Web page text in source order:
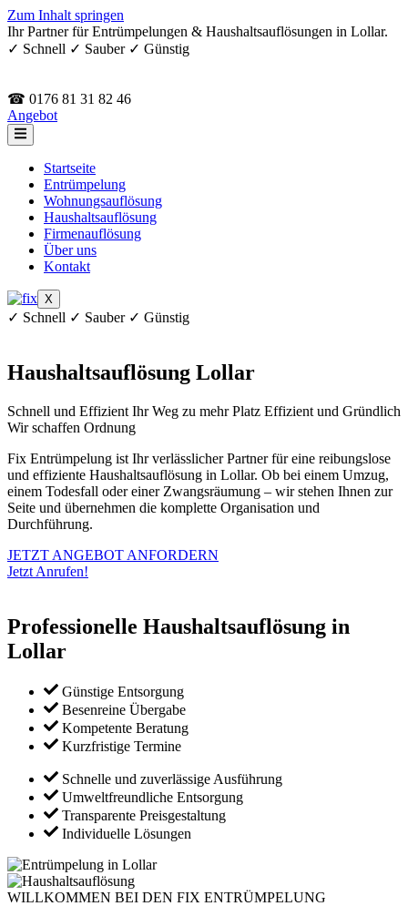
Zum Inhalt springen
Ihr Partner für Entrümpelungen & Haushaltsauflösungen in Lollar.
✓ Schnell ✓ Sauber ✓ Günstig
☎ 0176 81 31 82 46
Angebot
Startseite
Entrümpelung
Wohnungsauflösung
Haushaltsauflösung
Firmenauflösung
Über uns
Kontakt
X
✓ Schnell ✓ Sauber ✓ Günstig
Haushaltsauflösung Lollar
Schnell und Effizient Ihr Weg zu mehr Platz Effizient und Gründlich
Wir schaffen Ordnung
Fix Entrümpelung ist Ihr verlässlicher Partner für eine reibungslose
und effiziente Haushaltsauflösung in Lollar. Ob bei einem Umzug,
einem Todesfall oder einer Zwangsräumung – wir stehen Ihnen zur
Seite und übernehmen die komplette Organisation und
Durchführung.
JETZT ANGEBOT ANFORDERN
Jetzt Anrufen!
Professionelle Haushaltsauflösung in
Lollar
Günstige Entsorgung
Besenreine Übergabe
Kompetente Beratung
Kurzfristige Termine
Schnelle und zuverlässige Ausführung
Umweltfreundliche Entsorgung
Transparente Preisgestaltung
Individuelle Lösungen
WILLKOMMEN BEI DEN FIX ENTRÜMPELUNG